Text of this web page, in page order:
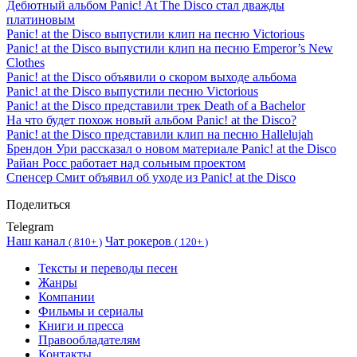
Дебютный альбом Panic! At The Disco стал дважды
платиновым
Panic! at the Disco выпустили клип на песню Victorious
Panic! at the Disco выпустили клип на песню Emperor’s New
Clothes
Panic! at the Disco объявили о скором выходе альбома
Panic! at the Disco выпустили песню Victorious
Panic! at the Disco представили трек Death of a Bachelor
На что будет похож новый альбом Panic! at the Disco?
Panic! at the Disco представили клип на песню Hallelujah
Брендон Ури рассказал о новом материале Panic! at the Disco
Райан Росс работает над сольным проектом
Спенсер Смит объявил об уходе из Panic! at the Disco
Поделиться
Telegram
Наш канал ( 810+ ) Чат рокеров ( 120+ )
Тексты и переводы песен
Жанры
Компании
Фильмы и сериалы
Книги и пресса
Правообладателям
Контакты